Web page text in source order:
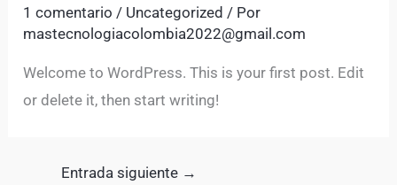
1 comentario / Uncategorized / Por
mastecnologiacolombia2022@gmail.com
Welcome to WordPress. This is your first post. Edit
or delete it, then start writing!
Entrada siguiente →